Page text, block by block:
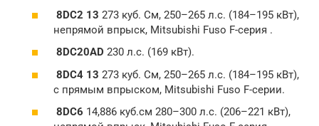
8DC2 13 273 куб. См, 250–265 л.с. (184–195 кВт),
непрямой впрыск, Mitsubishi Fuso F-серия .
8DC20AD 230 л.с. (169 кВт).
8DC4 13 273 куб. См, 250–265 л.с. (184–195 кВт),
с прямым впрыском, Mitsubishi Fuso F-серии.
8DC6 14,886 куб.см 280–300 л.с. (206–221 кВт),